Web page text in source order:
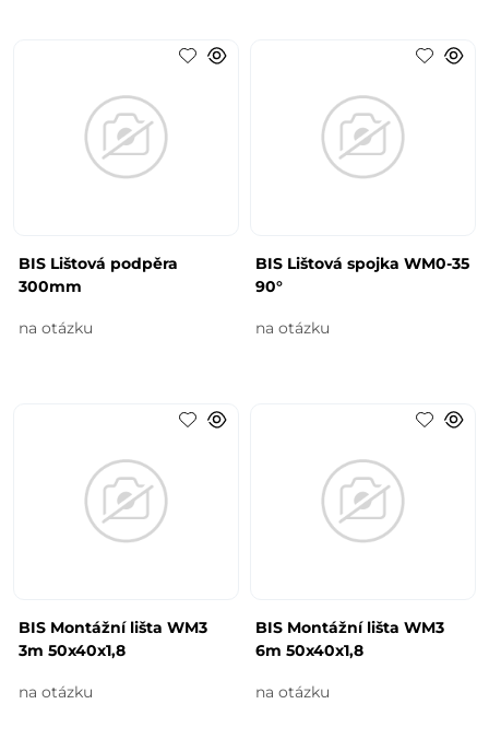
BIS Lištová podpěra
300mm
na otázku
BIS Lištová spojka WM0-35
90°
na otázku
BIS Montážní lišta WM3
3m 50x40x1,8
na otázku
BIS Montážní lišta WM3
6m 50x40x1,8
na otázku